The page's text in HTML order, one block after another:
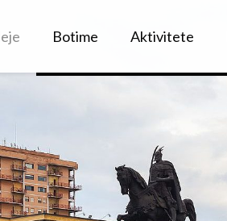
Botime Aktivitete